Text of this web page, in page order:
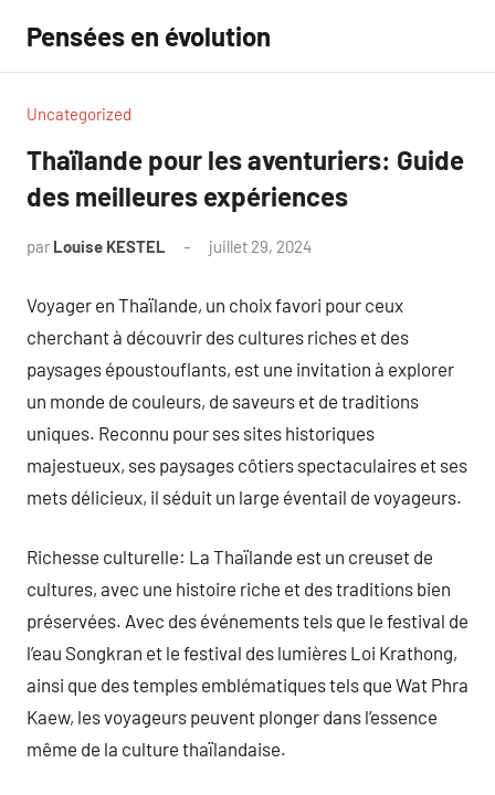
contenu
Pensées en évolution
Uncategorized
Thaïlande pour les aventuriers: Guide
des meilleures expériences
par Louise KESTEL juillet 29, 2024
Voyager en Thaïlande, un choix favori pour ceux
cherchant à découvrir des cultures riches et des
paysages époustouflants, est une invitation à explorer
un monde de couleurs, de saveurs et de traditions
uniques. Reconnu pour ses sites historiques
majestueux, ses paysages côtiers spectaculaires et ses
mets délicieux, il séduit un large éventail de voyageurs.
Richesse culturelle: La Thaïlande est un creuset de
cultures, avec une histoire riche et des traditions bien
préservées. Avec des événements tels que le festival de
l’eau Songkran et le festival des lumières Loi Krathong,
ainsi que des temples emblématiques tels que Wat Phra
Kaew, les voyageurs peuvent plonger dans l’essence
même de la culture thaïlandaise.